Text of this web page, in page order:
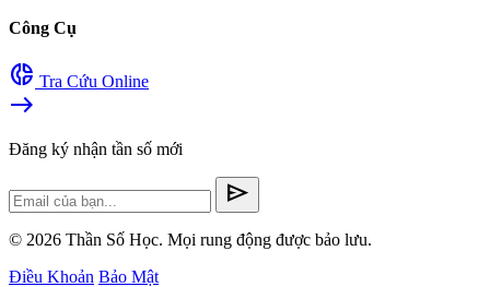
Công Cụ
donut_small Tra Cứu Online
east
Đăng ký nhận tần số mới
send
© 2026 Thần Số Học. Mọi rung động được bảo lưu.
Điều Khoản Bảo Mật